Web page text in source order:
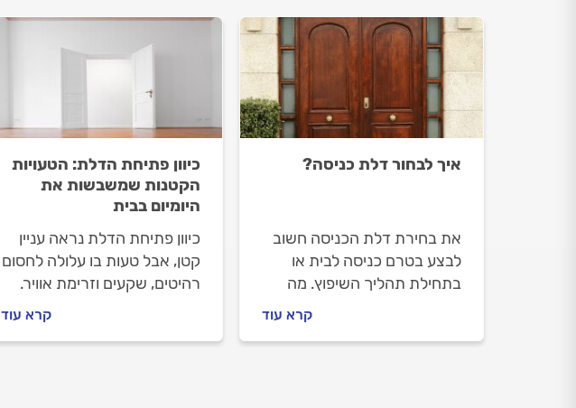
איך לבחור דלת כניסה?
את בחירת דלת הכניסה חשוב
לבצע בטרם כניסה לבית או
בתחילת תהליך השיפוץ. מה
מה הדלת המתאימה עבורכם
קרא עוד
כיוון פתיחת הדלת: הטעויות
הקטנות שמשבשות את
היומיום בבית
כיוון פתיחת הדלת נראה עניין
קטן, אבל טעות בו עלולה לחסום
רהיטים, שקעים וזרימת אוויר.
ותדעו מה עוד אפשר לתקן
בדיעבד.
קרא עוד